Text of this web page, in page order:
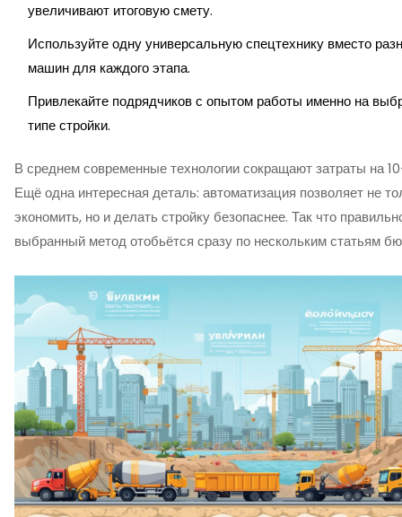
увеличивают итоговую смету.
Используйте одну универсальную спецтехнику вместо
машин для каждого этапа.
Привлекайте подрядчиков с опытом работы именно на
типе стройки.
В среднем современные технологии сокращают затраты на
Ещё одна интересная деталь: автоматизация позволяет не
экономить, но и делать стройку безопаснее. Так что
выбранный метод отобьётся сразу по нескольким статьям